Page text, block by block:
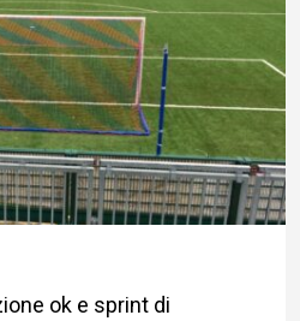
ok e sprint di